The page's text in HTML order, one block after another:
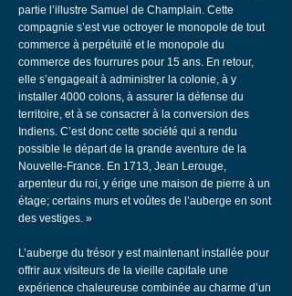
partie l’illustre Samuel de Champlain. Cette
compagnie s’est vue octroyer le monopole de tout
commerce à perpétuité et le monopole du
commerce des fourrures pour 15 ans. En retour,
elle s’engageait à administrer la colonie, à y
installer 4000 colons, à assurer la défense du
territoire, et à se consacrer à la conversion des
Indiens. C’est donc cette société qui a rendu
possible le départ de la grande aventure de la
Nouvelle-France. En 1713, Jean Lerouge,
arpenteur du roi, y érige une maison de pierre à un
étage; certains murs et voûtes de l’auberge en sont
des vestiges. »
L’auberge du trésor y est maintenant installée pour
offrir aux visiteurs de la vieille capitale une
expérience chaleureuse combinée au charme d’un